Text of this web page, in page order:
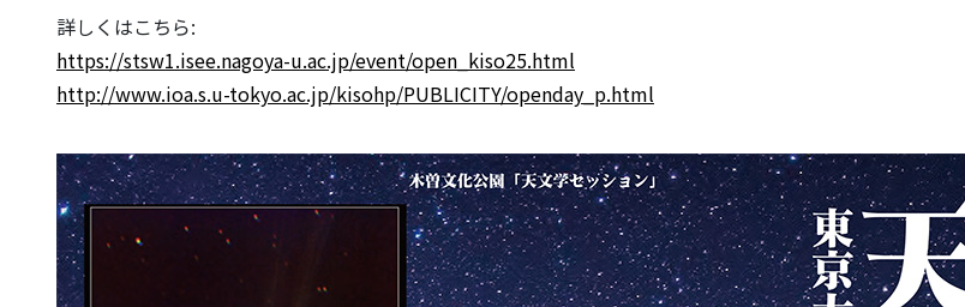
詳しくはこちら:
https://stsw1.isee.nagoya-u.ac.jp/event/open_kiso25.html
http://www.ioa.s.u-tokyo.ac.jp/kisohp/PUBLICITY/openday_p.html